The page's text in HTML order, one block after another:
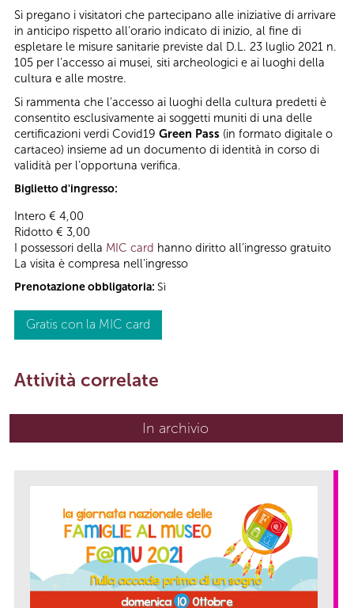
Si pregano i visitatori che partecipano alle iniziative di arrivare
in anticipo rispetto all’orario indicato di inizio, al fine di
espletare le misure sanitarie previste dal D.L. 23 luglio 2021 n.
105 per l’accesso ai musei, siti archeologici e ai luoghi della
cultura e alle mostre.
Si rammenta che l’accesso ai luoghi della cultura predetti è
consentito esclusivamente ai soggetti muniti di una delle
certificazioni verdi Covid19 Green Pass (in formato digitale o
cartaceo) insieme ad un documento di identità in corso di
validità per l’opportuna verifica.
Biglietto d'ingresso:
Intero € 4,00
Ridotto € 3,00
I possessori della MIC card hanno diritto all’ingresso gratuito
La visita è compresa nell'ingresso
Prenotazione obbligatoria: Sì
Gratis con la MIC card
Attività correlate
In archivio